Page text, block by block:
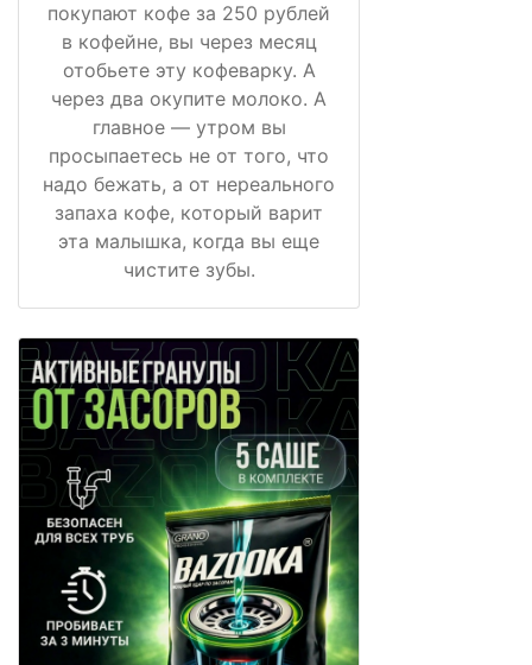
покупают кофе за 250 рублей
в кофейне, вы через месяц
отобьете эту кофеварку. А
через два окупите молоко. А
главное — утром вы
просыпаетесь не от того, что
надо бежать, а от нереального
запаха кофе, который варит
эта малышка, когда вы еще
чистите зубы.